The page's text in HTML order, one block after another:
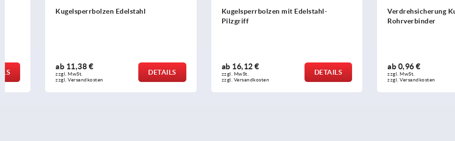
Kugelsperrbolzen Edelstahl
ab
zzgl. Versandkosten
Kugelsperrbolzen mit Edelstahl-
ab
zzgl. Versandkosten
Verdrehsicherung Kunststoff für
Rohrverbinder
ab
zzgl. Versandkosten